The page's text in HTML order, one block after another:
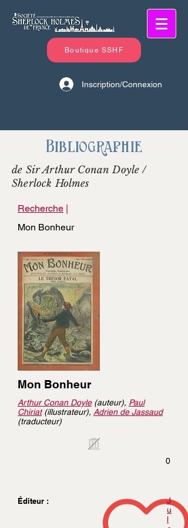
Boutique SSHF
Inscription/Connexion
Bibliographie
de Sir Arthur Conan Doyle /
Sherlock Holmes
Recherche |
Mon Bonheur
Mon Bonheur
Arthur Conan Doyle(auteur), Paul
Chiriat(illustrateur), Adrien de Jassaud
(traducteur)
0
Éditeur :
J
u
l